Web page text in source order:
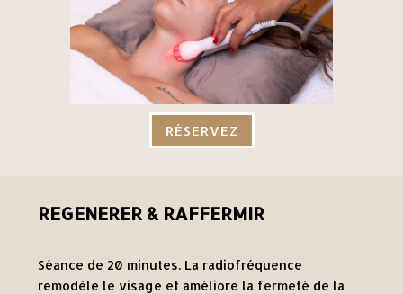
RÉSERVEZ
REGENERER & RAFFERMIR
Séance de 20 minutes. La radiofréquence
remodèle le visage et améliore la fermeté de la